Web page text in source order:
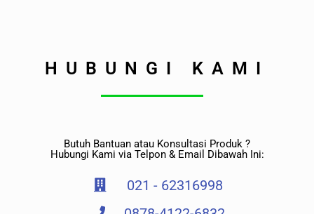
HUBUNGI KAMI
Butuh Bantuan atau Konsultasi Produk ?
Hubungi Kami via Telpon & Email Dibawah Ini:
021 - 62316998